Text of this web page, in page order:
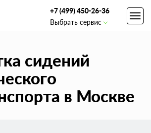
+7 (499) 450-26-36
Выбрать сервис
сидений
в Москве